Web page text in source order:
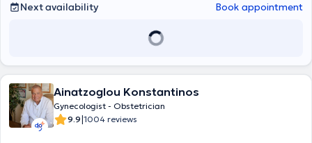
Next availability Book appointment
Ainatzoglou Konstantinos
Gynecologist - Obstetrician
9.9|1004 reviews